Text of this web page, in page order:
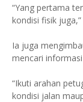
“Yang pertama
kondisi fisik
Ia juga
mencari
“Ikuti arahan
kondisi jalan